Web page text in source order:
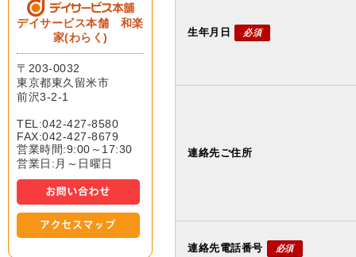
デイサービス本舗 和楽
家(わらく)
〒203-0032
東京都東久留米市
前沢3-2-1
TEL:042-427-8580
FAX:042-427-8679
営業時間:9:00～17:30
営業日:月～日曜日
生年月日 必須
連絡先ご住所
連絡先電話番号 必須